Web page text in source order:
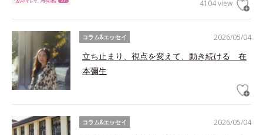
4104 view
2026/05/04
コラム&エッセイ
立ち止まり、視点を変えて、動き続ける 在
本彌生
2026/05/04
コラム&エッセイ